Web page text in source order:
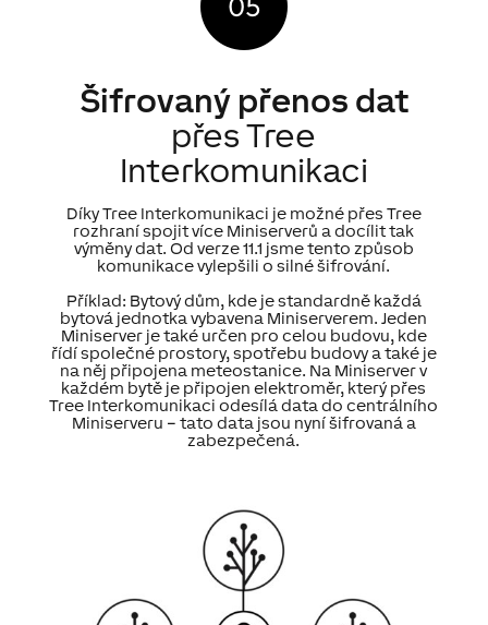
Šifrovaný přenos dat
přes Tree
Interkomunikaci
Díky Tree Interkomunikaci je možné přes Tree
rozhraní spojit více Miniserverů a docílit tak
výměny dat. Od verze 11.1 jsme tento způsob
komunikace vylepšili o silné šifrování.
Příklad: Bytový dům, kde je standardně každá
bytová jednotka vybavena Miniserverem. Jeden
Miniserver je také určen pro celou budovu, kde
řídí společné prostory, spotřebu budovy a také je
na něj připojena meteostanice. Na Miniserver v
každém bytě je připojen elektroměr, který přes
Tree Interkomunikaci odesílá data do centrálního
Miniserveru – tato data jsou nyní šifrovaná a
zabezpečená.